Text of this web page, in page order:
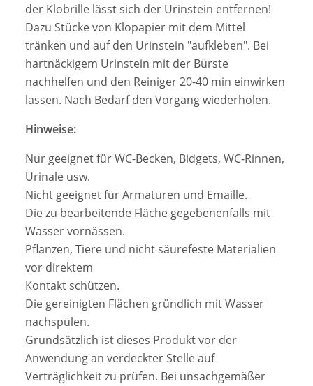
der Klobrille lässt sich der Urinstein entfernen!
Dazu Stücke von Klopapier mit dem Mittel
tränken und auf den Urinstein "aufkleben". Bei
hartnäckigem Urinstein mit der Bürste
nachhelfen und den Reiniger 20-40 min einwirken
lassen. Nach Bedarf den Vorgang wiederholen.
Hinweise:
Nur geeignet für WC-Becken, Bidgets, WC-Rinnen,
Urinale usw.
Nicht geeignet für Armaturen und Emaille.
Die zu bearbeitende Fläche gegebenenfalls mit
Wasser vornässen.
Pflanzen, Tiere und nicht säurefeste Materialien
vor direktem
Kontakt schützen.
Die gereinigten Flächen gründlich mit Wasser
nachspülen.
Grundsätzlich ist dieses Produkt vor der
Anwendung an verdeckter Stelle auf
Verträglichkeit zu prüfen. Bei unsachgemäßer